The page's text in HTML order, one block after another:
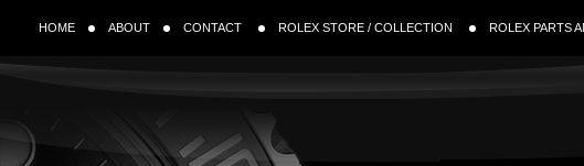
HOME ABOUT CONTACT ROLEX STORE / COLLECTION ROLEX PARTS